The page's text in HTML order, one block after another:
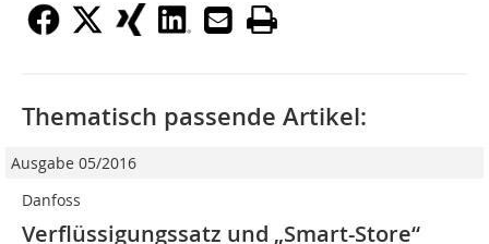
Thematisch passende Artikel:
Ausgabe 05/2016
Danfoss
Verflüssigungssatz und „Smart-Store“